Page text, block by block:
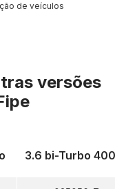
de veículos
versões
3.6 bi-Turbo